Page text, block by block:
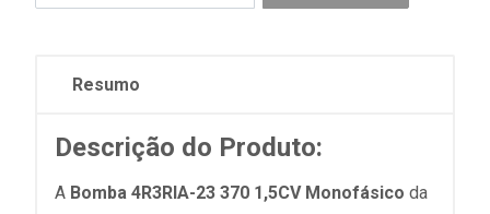
Resumo
Descrição do Produto:
A Bomba 4R3RIA-23 370 1,5CV Monofásico da